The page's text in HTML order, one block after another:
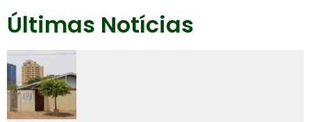
Últimas Notícias